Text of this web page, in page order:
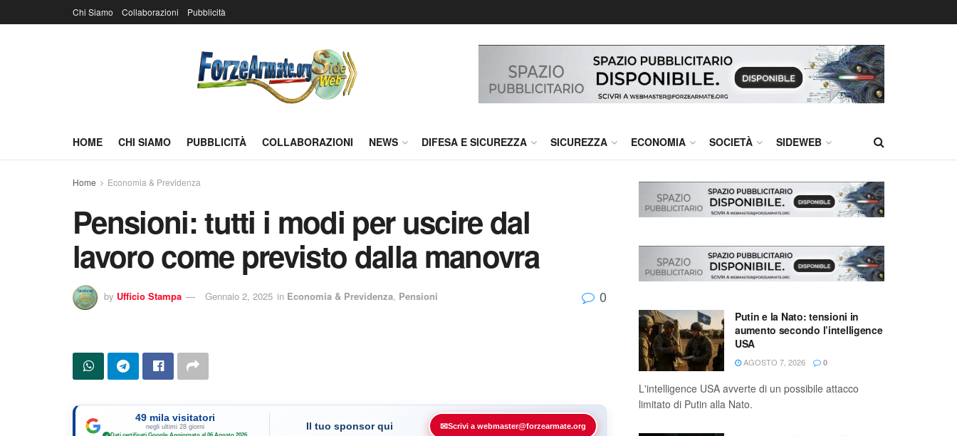
Chi Siamo Collaborazioni Pubblicità
HOME CHI SIAMO PUBBLICITÀ COLLABORAZIONI NEWS DIFESA E SICUREZZA SICUREZZA ECONOMIA SOCIETÀ SIDEWEB
Home Economia & Previdenza
Pensioni: tutti i modi per uscire dal
lavoro come previsto dalla manovra
by Ufficio Stampa Gennaio 2, 2025 in Economia & Previdenza, Pensioni 0
49 mila visitatori
negli ultimi 28 giorni Il tuo sponsor qui ✉Scrivi a webmaster@forzearmate.org
Putin e la Nato: tensioni in
aumento secondo l’intelligence
USA
AGOSTO 7, 2026 0
L'intelligence USA avverte di un possibile attacco
limitato di Putin alla Nato.